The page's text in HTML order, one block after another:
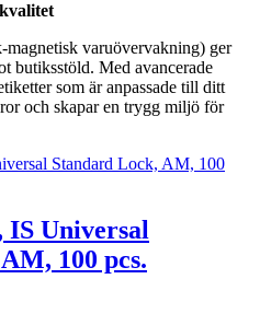
varuövervakning) ger
butiksstöld. Med avancerade
som är anpassade till ditt
och skapar en trygg miljö för
IS Universal
100 pcs.